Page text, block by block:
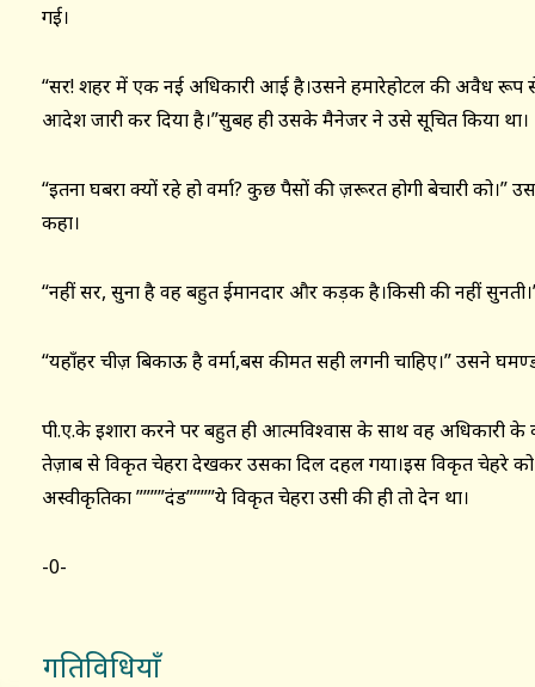
गई।
“सर! शहर में एक नई अधिकारी आई है।उसने हमारेहोटल की अवैध रूप से
आदेश जारी कर दिया है।”सुबह ही उसके मैनेजर ने उसे सूचित किया था।
“इतना घबरा क्यों रहे हो वर्मा? कुछ पैसों की ज़रूरत होगी बेचारी
कहा।
“नहीं सर, सुना है वह बहुत ईमानदार और कड़क है।किसी की नहीं
“यहाँहर चीज़ बिकाऊ है वर्मा,बस कीमत सही लगनी चाहिए।” उसने
पी.ए.के इशारा करने पर बहुत ही आत्मविश्वास के साथ वह अधिकारी के
तेज़ाब से विकृत चेहरा देखकर उसका दिल दहल गया।इस विकृत चेहरे
अस्वीकृतिका ””””दंड””””ये विकृत चेहरा उसी की ही तो देन था।
-0-
गतिविधियाँ